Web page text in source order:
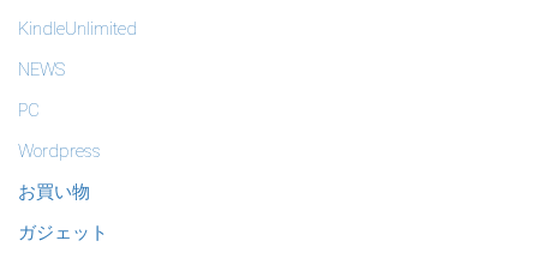
KindleUnlimited
NEWS
PC
Wordpress
お買い物
ガジェット